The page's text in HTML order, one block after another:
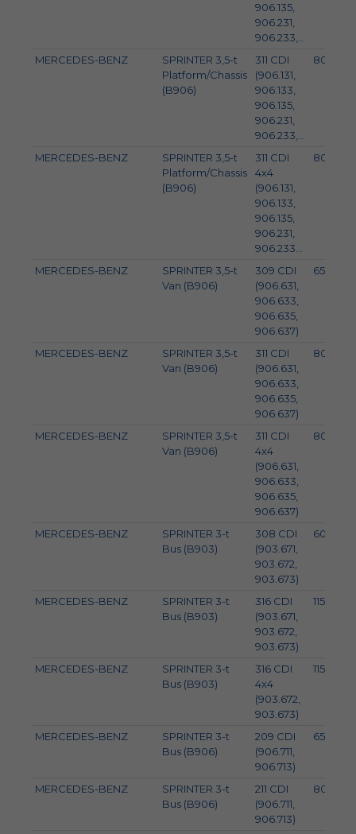
906.135,
906.231,
906.233,...
MERCEDES-BENZ
SPRINTER 3,5-t
Platform/Chassis
(B906)
311 CDI
(906.131,
906.133,
906.135,
906.231,
906.233,...
80
MERCEDES-BENZ
SPRINTER 3,5-t
Platform/Chassis
(B906)
311 CDI
4x4
(906.131,
906.133,
906.135,
906.231,
906.233...
80
MERCEDES-BENZ
SPRINTER 3,5-t
Van (B906)
309 CDI
(906.631,
906.633,
906.635,
906.637)
65
MERCEDES-BENZ
SPRINTER 3,5-t
Van (B906)
311 CDI
(906.631,
906.633,
906.635,
906.637)
80
MERCEDES-BENZ
SPRINTER 3,5-t
Van (B906)
311 CDI
4x4
(906.631,
906.633,
906.635,
906.637)
80
MERCEDES-BENZ
SPRINTER 3-t
Bus (B903)
308 CDI
(903.671,
903.672,
903.673)
60
MERCEDES-BENZ
SPRINTER 3-t
Bus (B903)
316 CDI
(903.671,
903.672,
903.673)
115
MERCEDES-BENZ
SPRINTER 3-t
Bus (B903)
316 CDI
4x4
(903.672,
903.673)
115
MERCEDES-BENZ
SPRINTER 3-t
Bus (B906)
209 CDI
(906.711,
906.713)
65
MERCEDES-BENZ
SPRINTER 3-t
Bus (B906)
211 CDI
(906.711,
906.713)
80